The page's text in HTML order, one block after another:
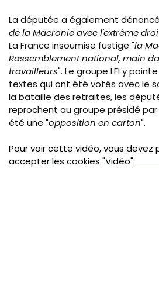
La députée a également
de la Macronie avec l'extrême
La France insoumise fustige "la
Rassemblement national, main
travailleurs". Le groupe LFI y
textes qui ont été votés avec le
la bataille des retraites, les
reprochent au groupe présidé par
été une "opposition en carton".
Pour voir cette vidéo, vous devez
accepter les cookies "Vidéo".